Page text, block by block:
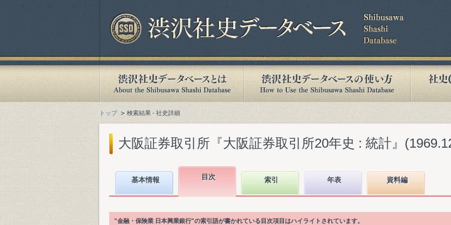
トップ 検索結果 - 社史詳細
大阪証券取引所『大阪証券取引所20年史 : 統計』
基本情報 目次 索引 年表 資料編
"金融・保険業 日本興業銀行"の索引語が書かれている目次項目はハイライトされています。